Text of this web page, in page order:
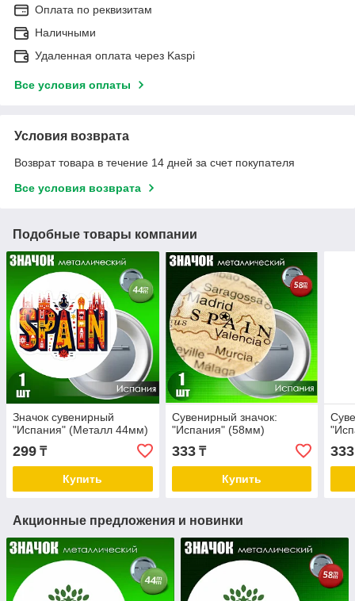
Оплата по реквизитам
Наличными
Удаленная оплата через Kaspi
Все условия оплаты
Условия возврата
Возврат товара в течение 14 дней за счет покупателя
Все условия возврата
Подобные товары компании
Значок сувенирный
"Испания" (Металл 44мм)
299 ₸
Купить
Сувенирный значок:
"Испания" (58мм)
333₸
Купить
333
Акционные предложения и новинки